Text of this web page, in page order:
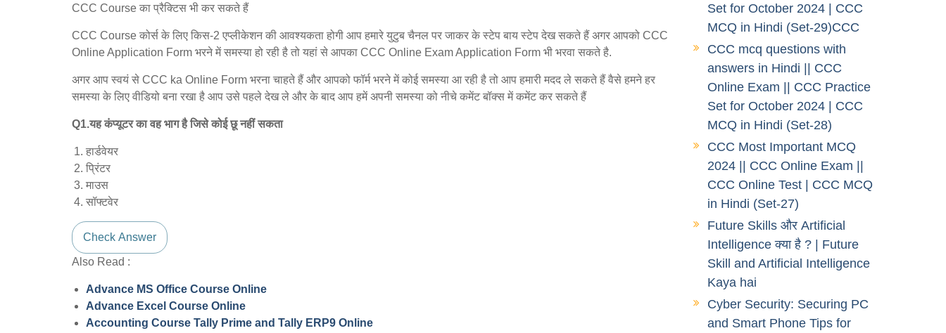
CCC Course का प्रैक्टिस भी कर सकते हैं
CCC Course कोर्स के लिए किस-2 एप्लीकेशन की आवश्यकता होगी आप हमारे युटुब चैनल पर जाकर के स्टेप बाय स्टेप देख सकते हैं अगर आपको CCC
Online Application Form भरने में समस्या हो रही है तो यहां से आपका CCC Online Exam Application Form भी भरवा सकते है.
अगर आप स्वयं से CCC ka Online Form भरना चाहते हैं और आपको फॉर्म भरने में कोई समस्या आ रही है तो आप हमारी मदद ले सकते हैं वैसे हमने हर
समस्या के लिए वीडियो बना रखा है आप उसे पहले देख ले और के बाद आप हमें अपनी समस्या को नीचे कमेंट बॉक्स में कमेंट कर सकते हैं
Q1.यह कंप्यूटर का वह भाग है जिसे कोई छू नहीं सकता
हार्डवेयर
प्रिंटर
माउस
सॉफ्टवेर
Check Answer
Also Read :
Advance MS Office Course Online
Advance Excel Course Online
Accounting Course Tally Prime and Tally ERP9 Online
Set for October 2024 | CCC
MCQ in Hindi (Set-29)CCC
CCC mcq questions with
answers in Hindi || CCC
Online Exam || CCC Practice
Set for October 2024 | CCC
MCQ in Hindi (Set-28)
CCC Most Important MCQ
2024 || CCC Online Exam ||
CCC Online Test | CCC MCQ
in Hindi (Set-27)
Future Skills और Artificial
Intelligence क्या है ? | Future
Skill and Artificial Intelligence
Kaya hai
Cyber Security: Securing PC
and Smart Phone Tips for